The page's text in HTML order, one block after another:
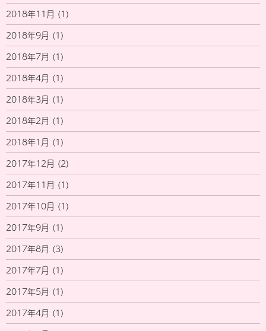
2018年11月 (1)
2018年9月 (1)
2018年7月 (1)
2018年4月 (1)
2018年3月 (1)
2018年2月 (1)
2018年1月 (1)
2017年12月 (2)
2017年11月 (1)
2017年10月 (1)
2017年9月 (1)
2017年8月 (3)
2017年7月 (1)
2017年5月 (1)
2017年4月 (1)